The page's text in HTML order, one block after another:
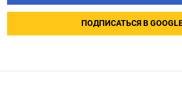
ПОДПИСАТЬСЯ В